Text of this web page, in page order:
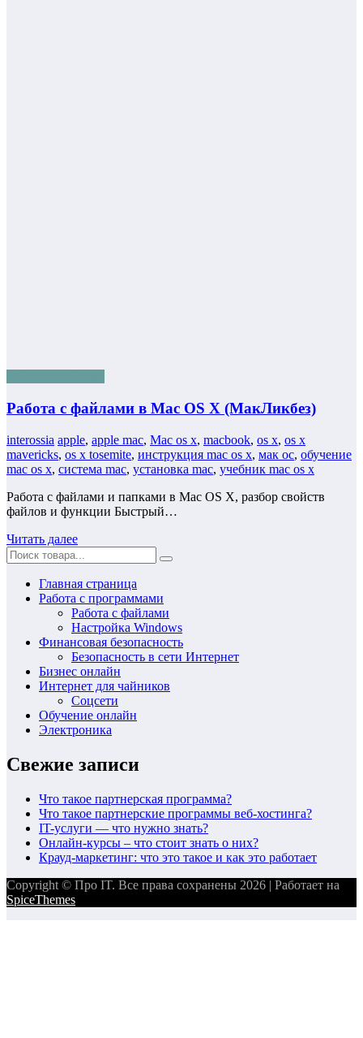
Работа с файлами в Mac OS X (МакЛикбез)
interossia apple, apple mac, Mac os x, macbook, os x, os x
mavericks, os x tosemite, инструкция mac os x, мак ос, обучение
mac os x, система mac, установка mac, учебник mac os x
Работа с файлами и папками в Mac OS X, разбор свойств
файлов и функции Быстрый…
Читать далее
Главная страница
Работа с программами
Работа с файлами
Настройка Windows
Финансовая безопасность
Безопасность в сети Интернет
Бизнес онлайн
Интернет для чайников
Соцсети
Обучение онлайн
Электроника
Свежие записи
Что такое партнерская программа?
Что такое партнерские программы веб-хостинга?
IT-услуги — что нужно знать?
Онлайн-курсы – что стоит знать о них?
Крауд-маркетинг: что это такое и как это работает
Copyright © Про IT. Все права сохранены 2026 | Работает на
SpiceThemes